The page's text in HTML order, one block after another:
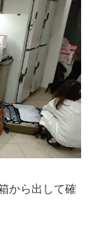
から出して確